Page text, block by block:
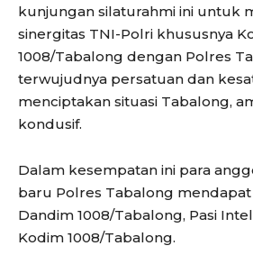
kunjungan silaturahmi ini untuk
sinergitas TNI-Polri khususnya
1008/Tabalong dengan Polres
terwujudnya persatuan dan
menciptakan situasi Tabalong,
kondusif.
Dalam kesempatan ini para
baru Polres Tabalong
Dandim 1008/Tabalong, Pasi
Kodim 1008/Tabalong.